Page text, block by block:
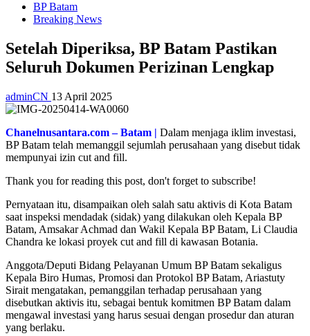
BP Batam
Breaking News
Setelah Diperiksa, BP Batam Pastikan
Seluruh Dokumen Perizinan Lengkap
adminCN 13 April 2025
Chanelnusantara.com – Batam | Dalam menjaga iklim investasi,
BP Batam telah memanggil sejumlah perusahaan yang disebut tidak
mempunyai izin cut and fill.
Thank you for reading this post, don't forget to subscribe!
Pernyataan itu, disampaikan oleh salah satu aktivis di Kota Batam
saat inspeksi mendadak (sidak) yang dilakukan oleh Kepala BP
Batam, Amsakar Achmad dan Wakil Kepala BP Batam, Li Claudia
Chandra ke lokasi proyek cut and fill di kawasan Botania.
Anggota/Deputi Bidang Pelayanan Umum BP Batam sekaligus
Kepala Biro Humas, Promosi dan Protokol BP Batam, Ariastuty
Sirait mengatakan, pemanggilan terhadap perusahaan yang
disebutkan aktivis itu, sebagai bentuk komitmen BP Batam dalam
mengawal investasi yang harus sesuai dengan prosedur dan aturan
yang berlaku.